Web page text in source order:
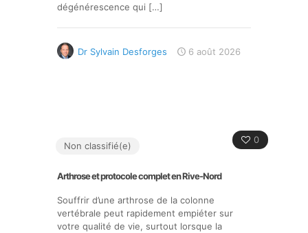
dégénérescence qui […]
Dr Sylvain Desforges 6 août 2026
0
Non classifié(e)
Arthrose et protocole complet en Rive-Nord
Souffrir d’une arthrose de la colonne
vertébrale peut rapidement empiéter sur
votre qualité de vie, surtout lorsque la